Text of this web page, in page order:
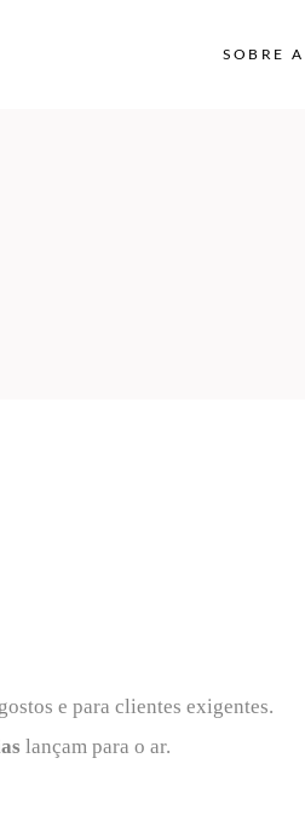
SOBRE
e para clientes exigentes.
lançam para o ar.